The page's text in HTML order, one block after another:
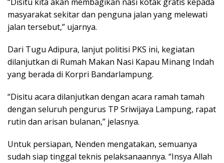
masyarakat sekitar dan penguna jalan yang melewati
jalan tersebut,” ujarnya.
Dari Tugu Adipura, lanjut politisi PKS ini, kegiatan
dilanjutkan di Rumah Makan Nasi Kapau Minang Indah
yang berada di Korpri Bandarlampung.
“Disitu acara dilanjutkan dengan acara ramah tamah
dengan seluruh pengurus TP Sriwijaya Lampung, rapat
rutin dan arisan bulanan,” jelasnya.
Untuk persiapan, Nenden mengatakan, semuanya
sudah siap tinggal teknis pelaksanaannya. “Insya Allah